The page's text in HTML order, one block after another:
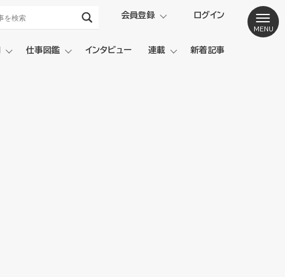
会員登録 ログイン
仕事図鑑 インタビュー 連載 新着記事